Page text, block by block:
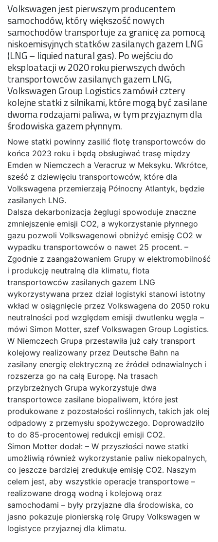
Volkswagen jest pierwszym producentem
samochodów, który większość nowych
samochodów transportuje za granicę za pomocą
niskoemisyjnych statków zasilanych gazem LNG
(LNG – liquied natural gas). Po wejściu do
eksploatacji w 2020 roku pierwszych dwóch
transportowców zasilanych gazem LNG,
Volkswagen Group Logistics zamówił cztery
kolejne statki z silnikami, które mogą być zasilane
dwoma rodzajami paliwa, w tym przyjaznym dla
środowiska gazem płynnym.
Nowe statki powinny zasilić flotę transportowców do
końca 2023 roku i będą obsługiwać trasę między
Emden w Niemczech a Veracruz w Meksyku. Wkrótce,
sześć z dziewięciu transportowców, które dla
Volkswagena przemierzają Północny Atlantyk, będzie
zasilanych LNG.
Dalsza dekarbonizacja żeglugi spowoduje znaczne
zmniejszenie emisji CO2, a wykorzystanie płynnego
gazu pozwoli Volkswagenowi obniżyć emisję CO2 w
wypadku transportowców o nawet 25 procent. –
Zgodnie z zaangażowaniem Grupy w elektromobilność
i produkcję neutralną dla klimatu, flota
transportowców zasilanych gazem LNG
wykorzystywana przez dział logistyki stanowi istotny
wkład w osiągnięcie przez Volkswagena do 2050 roku
neutralności pod względem emisji dwutlenku węgla –
mówi Simon Motter, szef Volkswagen Group Logistics.
W Niemczech Grupa przestawiła już cały transport
kolejowy realizowany przez Deutsche Bahn na
zasilany energię elektryczną ze źródeł odnawialnych i
rozszerza go na całą Europę. Na trasach
przybrzeżnych Grupa wykorzystuje dwa
transportowce zasilane biopaliwem, które jest
produkowane z pozostałości roślinnych, takich jak olej
odpadowy z przemysłu spożywczego. Doprowadziło
to do 85-procentowej redukcji emisji CO2.
Simon Motter dodał: – W przyszłości nowe statki
umożliwią również wykorzystanie paliw niekopalnych,
co jeszcze bardziej zredukuje emisję CO2. Naszym
celem jest, aby wszystkie operacje transportowe –
realizowane drogą wodną i kolejową oraz
samochodami – były przyjazne dla środowiska, co
jasno pokazuje pionierską rolę Grupy Volkswagen w
logistyce przyjaznej dla klimatu.